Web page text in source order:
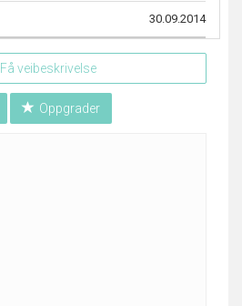
30.09.2014
Få veibeskrivelse
Oppgrader